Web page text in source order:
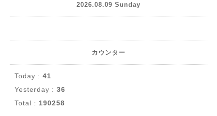
2026.08.09 Sunday
カウンター
Today : 41
Yesterday : 36
Total : 190258